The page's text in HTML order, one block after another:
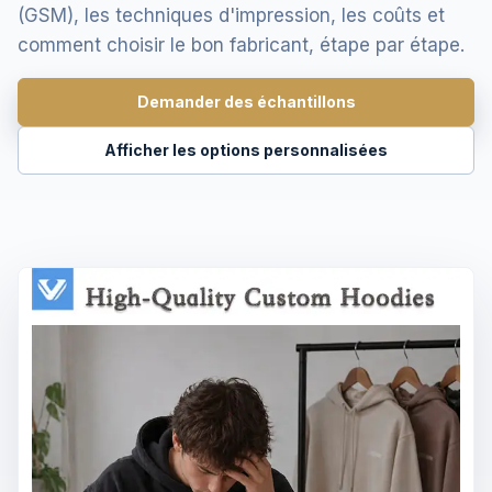
(GSM), les techniques d'impression, les coûts et
comment choisir le bon fabricant, étape par étape.
Demander des échantillons
Afficher les options personnalisées